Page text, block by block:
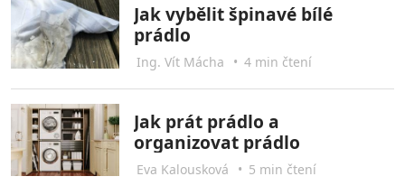
Jak vybělit špinavé bílé
prádlo
Ing. Vít Mácha • 4 min čtení
Jak prát prádlo a
organizovat prádlo
Eva Kalousková • 5 min čtení